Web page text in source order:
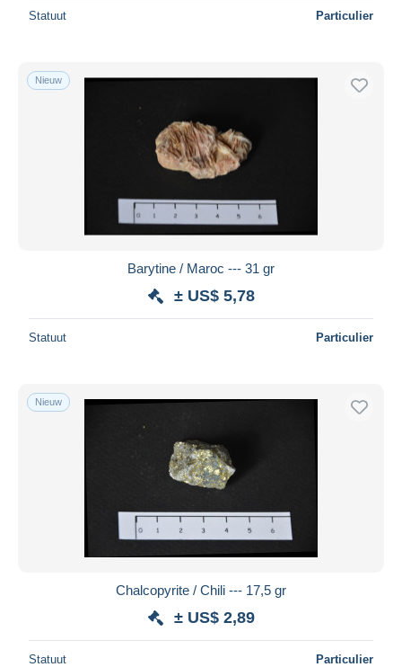
Statuut Particulier
Nieuw
Barytine / Maroc --- 31 gr
± US$ 5,78
Statuut Particulier
Nieuw
Chalcopyrite / Chili --- 17,5 gr
± US$ 2,89
Statuut Particulier